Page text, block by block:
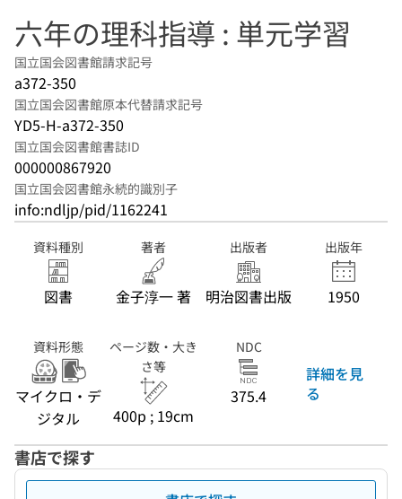
六年の理科指導 : 単元学習
国立国会図書館請求記号
a372-350
国立国会図書館原本代替請求記号
YD5-H-a372-350
国立国会図書館書誌ID
000000867920
国立国会図書館永続的識別子
info:ndljp/pid/1162241
資料種別
図書
著者
金子淳一 著
出版者
明治図書出版
出版年
1950
資料形態
マイクロ・デ
ジタル
ページ数・大き
さ等
400p ; 19cm
NDC
375.4
詳細を見
る
書店で探す